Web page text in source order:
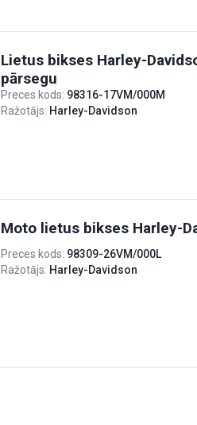
Lietus bikses Harley-
pārsegu
Preces kods: 98316-17VM/000M
Ražotājs: Harley-Davidson
Moto lietus bikses Harley-
Preces kods: 98309-26VM/000L
Ražotājs: Harley-Davidson